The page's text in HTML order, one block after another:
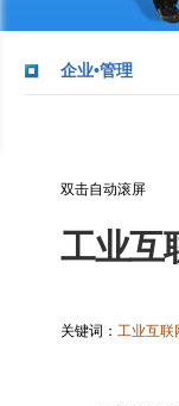
企业•管理
双击自动滚屏
工业互
关键词： 工业互联